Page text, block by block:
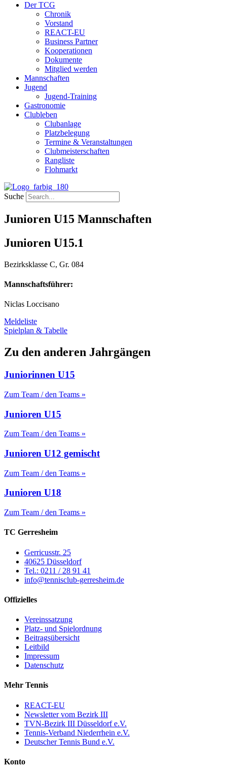
Der TCG
Chronik
Vorstand
REACT-EU
Business Partner
Kooperationen
Dokumente
Mitglied werden
Mannschaften
Jugend
Jugend-Training
Gastronomie
Clubleben
Clubanlage
Platzbelegung
Termine & Veranstaltungen
Clubmeisterschaften
Rangliste
Flohmarkt
Suche
Junioren U15 Mannschaften
Junioren U15.1
Bezirksklasse C, Gr. 084
Mannschaftsführer:
Niclas Loccisano
Meldeliste
Spielplan & Tabelle
Zu den anderen Jahrgängen
Juniorinnen U15
Zum Team / den Teams »
Junioren U15
Zum Team / den Teams »
Junioren U12 gemischt
Zum Team / den Teams »
Junioren U18
Zum Team / den Teams »
TC Gerresheim
Gerricusstr. 25
40625 Düsseldorf
Tel.: 0211 / 28 91 41
info@tennisclub-gerresheim.de
Offizielles
Vereinssatzung
Platz- und Spielordnung
Beitragsübersicht
Leitbild
Impressum
Datenschutz
Mehr Tennis
REACT-EU
Newsletter vom Bezirk III
TVN-Bezirk III Düsseldorf e.V.
Tennis-Verband Niederrhein e.V.
Deutscher Tennis Bund e.V.
Konto